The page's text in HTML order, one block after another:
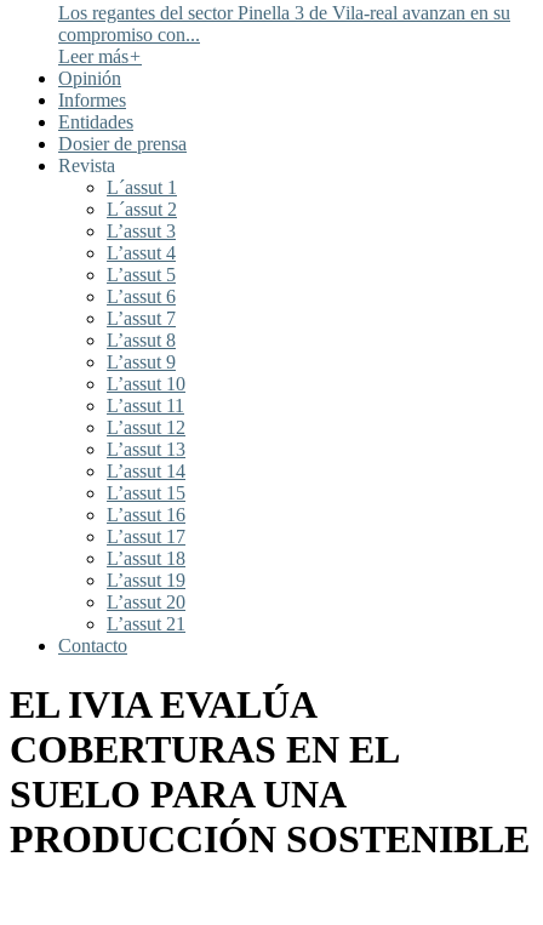
Los regantes del sector Pinella 3 de Vila-real avanzan en su
compromiso con...
Leer más+
Opinión
Informes
Entidades
Dosier de prensa
Revista
L´assut 1
L´assut 2
L’assut 3
L’assut 4
L’assut 5
L’assut 6
L’assut 7
L’assut 8
L’assut 9
L’assut 10
L’assut 11
L’assut 12
L’assut 13
L’assut 14
L’assut 15
L’assut 16
L’assut 17
L’assut 18
L’assut 19
L’assut 20
L’assut 21
Contacto
EL IVIA EVALÚA
COBERTURAS EN EL
SUELO PARA UNA
PRODUCCIÓN SOSTENIBLE